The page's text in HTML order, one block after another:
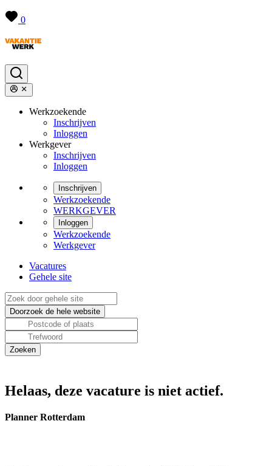
0
Werkzoekende
Inschrijven
Inloggen
Werkgever
Inschrijven
Inloggen
Inschrijven
Werkzoekende
WERKGEVER
Inloggen
Werkzoekende
Werkgever
Vacatures
Gehele site
Helaas, deze vacature is niet actief.
Planner Rotterdam